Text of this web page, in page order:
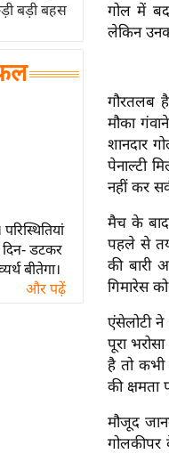
बड़ी बहस
दिन- डटकर
बीतेगा।
और पढ़ें
गोल में
लेकिन
गौरतलब
मौका
शानदार
पेनाल्टी
नहीं कर
मैच के बाद
पहले से तय
की बारी
गिमारेस
एंसेलोटी ने
पूरा
है तो कभी
की क्षमता
मौजूद
गोलकीपर